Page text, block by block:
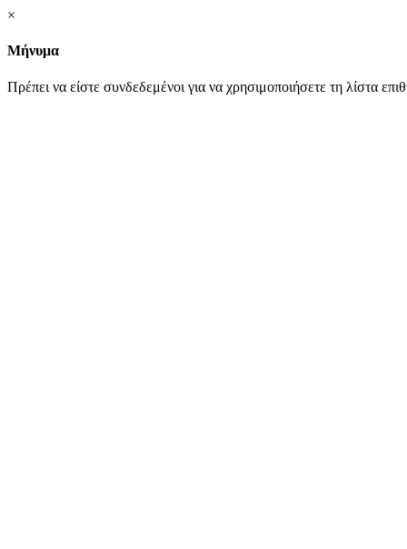
×
Μήνυμα
Πρέπει να είστε συνδεδεμένοι για να χρησιμοποιήσετε τη λίστα